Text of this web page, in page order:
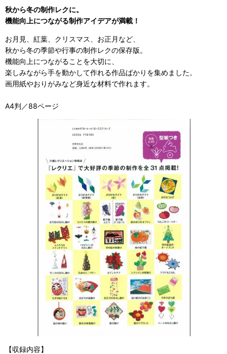
秋から冬の制作レクに。
機能向上につながる制作アイデアが満載！
お月見、紅葉、クリスマス、お正月など、
秋から冬の季節や行事の制作レクの保存版。
機能向上につながることを大切に、
楽しみながら手を動かして作れる作品ばかりを集めました。
画用紙やおりがみなど身近な材料で作れます。
A4判／88ページ
【収録内容】